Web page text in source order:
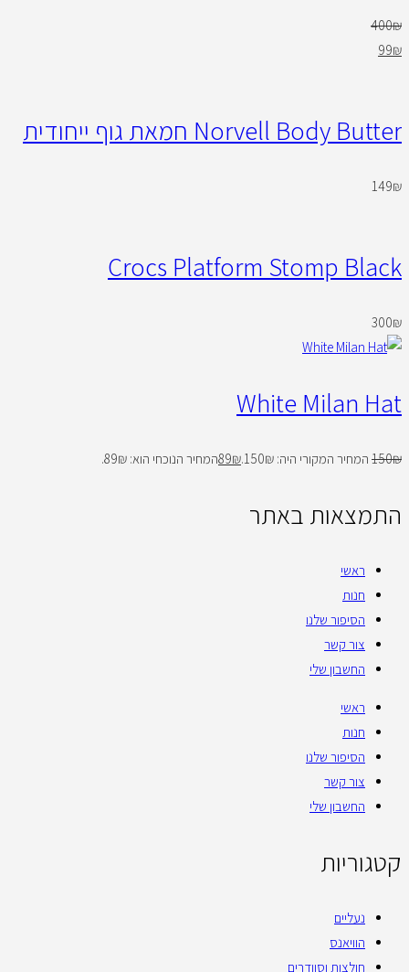
400₪
99₪
Norvell Body Butter חמאת גוף ייחודית
149₪
Crocs Platform Stomp Black
300₪
White Milan Hat
150₪ המחיר המקורי היה: 150₪. 89₪ המחיר הנוכחי הוא: 89₪.
התמצאות באתר
ראשי
חנות
הסיפור שלנו
צור קשר
החשבון שלי
ראשי
חנות
הסיפור שלנו
צור קשר
החשבון שלי
קטגוריות
נעליים
הוויאנס
חולצות וסוודרים